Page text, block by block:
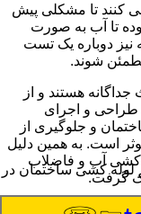
کنند تا مشکلی پیش
تا آب به صورت
نیز دوباره یک تست
شوند.
هستند و از
طراحی و اجرای
و جلوگیری از
است. به همین دلیل
کشی آب و فاضلاب
گرفت.
لوله کشی ساختمان در